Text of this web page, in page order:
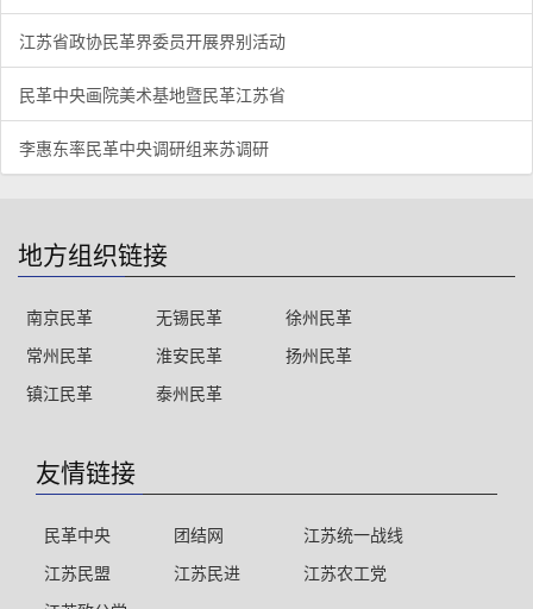
江苏省政协民革界委员开展界别活动
民革中央画院美术基地暨民革江苏省
李惠东率民革中央调研组来苏调研
地方组织链接
南京民革 无锡民革
徐州民革
常州民革
淮安民革
扬州民革
镇江民革
泰州民革
友情链接
民革中央 团结网
江苏统一战线
江苏民盟
江苏民进
江苏农工党